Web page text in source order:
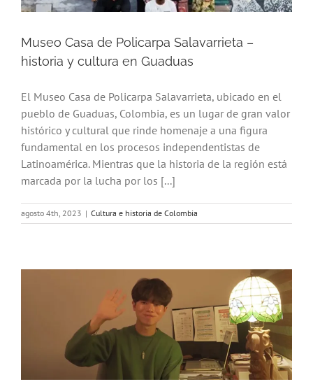
Museo Casa de Policarpa Salavarrieta –
historia y cultura en Guaduas
El Museo Casa de Policarpa Salavarrieta, ubicado en el
pueblo de Guaduas, Colombia, es un lugar de gran valor
histórico y cultural que rinde homenaje a una figura
fundamental en los procesos independentistas de
Latinoamérica. Mientras que la historia de la región está
marcada por la lucha por los [...]
agosto 4th, 2023 | Cultura e historia de Colombia